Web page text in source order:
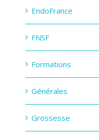
EndoFrance
FNSF
Formations
Générales
Grossesse